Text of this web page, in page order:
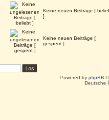
Keine neuen Beiträge [
]
Keine neuen Beiträge [
gesperrt ]
Powered by phpBB
Deutsche